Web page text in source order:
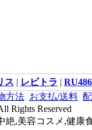
ス | レビトラ | RU486
方法 お支払/送料
Rights Reserved
絶,美容コスメ,健康